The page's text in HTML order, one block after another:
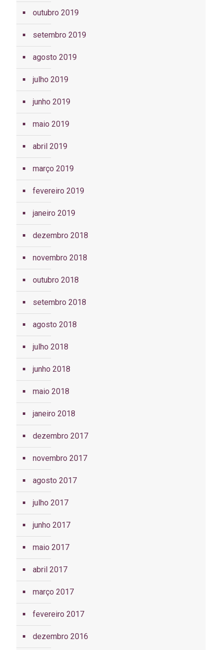
outubro 2019
setembro 2019
agosto 2019
julho 2019
junho 2019
maio 2019
abril 2019
março 2019
fevereiro 2019
janeiro 2019
dezembro 2018
novembro 2018
outubro 2018
setembro 2018
agosto 2018
julho 2018
junho 2018
maio 2018
janeiro 2018
dezembro 2017
novembro 2017
agosto 2017
julho 2017
junho 2017
maio 2017
abril 2017
março 2017
fevereiro 2017
dezembro 2016